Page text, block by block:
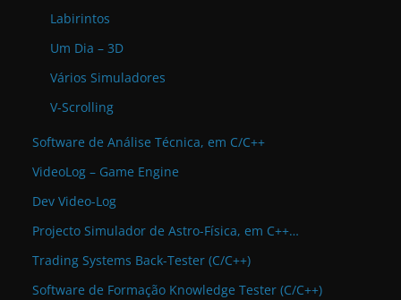
Labirintos
Um Dia – 3D
Vários Simuladores
V-Scrolling
Software de Análise Técnica, em C/C++
VideoLog – Game Engine
Dev Video-Log
Projecto Simulador de Astro-Física, em C++…
Trading Systems Back-Tester (C/C++)
Software de Formação Knowledge Tester (C/C++)